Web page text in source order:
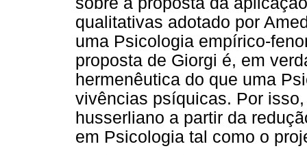
qualitativas adotado por
uma Psicologia empírico-
proposta de Giorgi é, em
hermenêutica do que uma
vivências psíquicas. Por
husserliano a partir da
em Psicologia tal como o